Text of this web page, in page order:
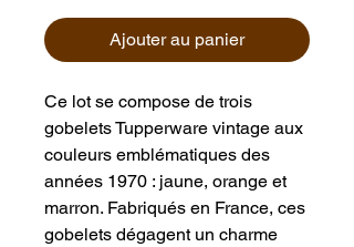
Ajouter au panier
Ce lot se compose de trois
gobelets Tupperware vintage aux
couleurs emblématiques des
années 1970 : jaune, orange et
marron. Fabriqués en France, ces
gobelets dégagent un charme